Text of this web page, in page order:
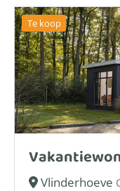
Te koop
Vlinderhoeve